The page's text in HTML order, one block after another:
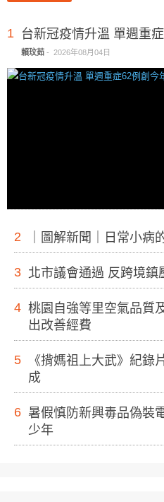
1 台新冠疫情升溫 單週重
賴玟茹 - 2026年08月04日
2 ｜圖解新聞｜日常小病
3 北市議會通過 反跨境鎮
4 桃園自強等里空氣品質
出改善經費
5
《揹媽祖上大武》紀錄
成
6 暑假慎防新興毒品偽裝
少年